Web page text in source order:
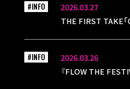
2026.03.27
THE FIRST TAKE
#INFO
2026.03.26
『FLOW THE
#INFO